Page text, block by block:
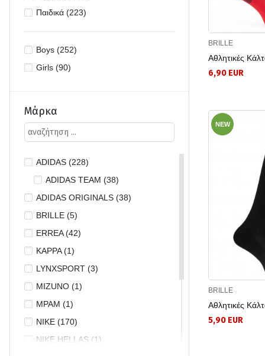
Παιδικά (223)
Boys (252)
Girls (90)
Μάρκα
ADIDAS (228)
ADIDAS TEAM (38)
ADIDAS ORIGINALS (38)
BRILLE (5)
ERREA (42)
KAPPA (1)
LYNXSPORT (3)
MIZUNO (1)
MPAM (1)
NIKE (170)
NIKE HELLAS (1)
BRILLE
Αθλητικές
6,90 EUR
NEW
BRILLE
Αθλητικές
5,90 EUR